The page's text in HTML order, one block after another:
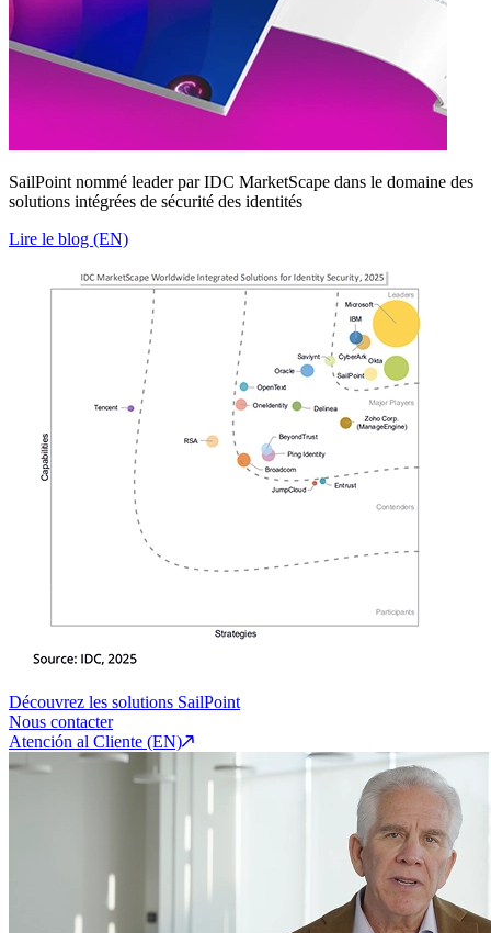
SailPoint nommé leader par IDC MarketScape dans le domaine des
solutions intégrées de sécurité des identités
Lire le blog (EN)
Découvrez les solutions SailPoint
Nous contacter
Atención al Cliente (EN)